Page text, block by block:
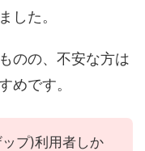
した。
のの、不安な方は
めです。
プ)利用者しか